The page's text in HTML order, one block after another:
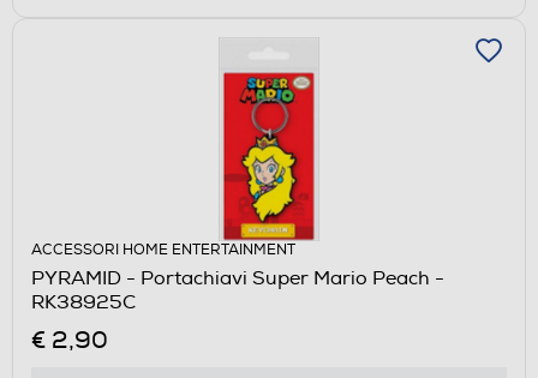
ACCESSORI HOME ENTERTAINMENT
PYRAMID - Portachiavi Super Mario Peach -
RK38925C
€ 2,90